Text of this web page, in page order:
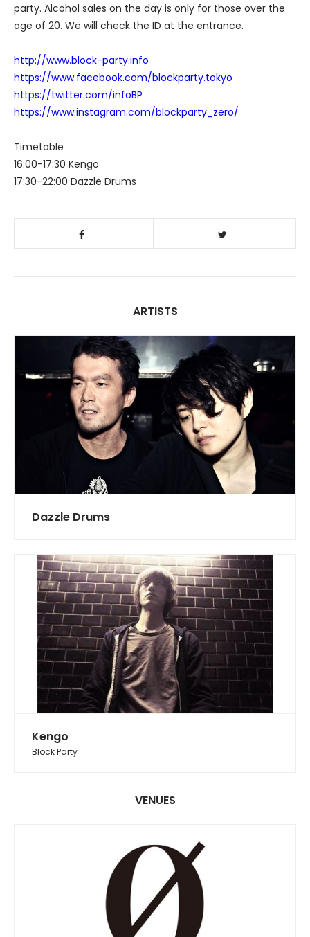
party. Alcohol sales on the day is only for those over the
age of 20. We will check the ID at the entrance.
http://www.block-party.info
https://www.facebook.com/blockparty.tokyo
https://twitter.com/infoBP
https://www.instagram.com/blockparty_zero/
Timetable
16:00-17:30 Kengo
17:30-22:00 Dazzle Drums
ARTISTS
Dazzle Drums
Kengo
Block Party
VENUES